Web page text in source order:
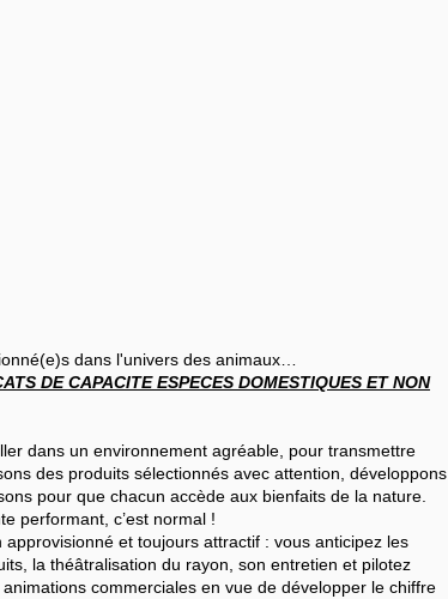
dans l'univers des animaux…
DE CAPACITE ESPECES DOMESTIQUES ET NON
dans un environnement agréable, pour transmettre
des produits sélectionnés avec attention, développons
pour que chacun accède aux bienfaits de la nature.
performant, c’est normal !
approvisionné et toujours attractif : vous anticipez les
la théâtralisation du rayon, son entretien et pilotez
commerciales en vue de développer le chiffre